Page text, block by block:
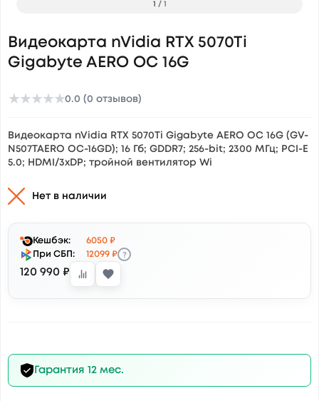
1 / 1
Видеокарта nVidia RTX 5070Ti
Gigabyte AERO OC 16G
★★★★★0.0 (0 отзывов)
Видеокарта nVidia RTX 5070Ti Gigabyte AERO OC 16G (GV-
N507TAERO OC-16GD); 16 Гб; GDDR7; 256-bit; 2300 МГц; PCI-E
5.0; HDMI/3xDP; тройной вентилятор Wi
Нет в наличии
Кешбэк:
6050 ₽
При СБП:
12099 ₽ ?
120 990 ₽
Гарантия 12 мес.